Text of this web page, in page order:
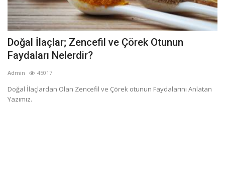
Doğal İlaçlar; Zencefil ve Çörek Otunun
Faydaları Nelerdir?
Admin 45017
Doğal İlaçlardan Olan Zencefil ve Çörek otunun Faydalarını Anlatan
Yazımız.